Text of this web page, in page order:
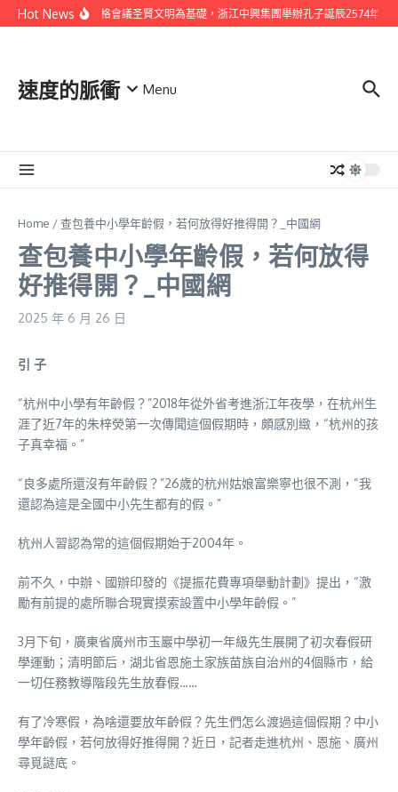
Skip to content
Hot News以找九宮格會議圣賢文明為基礎，浙江中興集團舉辦孔子誕辰2574年祭孔
速度的脈衝 Menu
Home /查包養中小學年齡假，若何放得好推得開？_中國網
查包養中小學年齡假，若何放得
好推得開？_中國網
2025 年 6 月 26 日
引 子
“杭州中小學有年齡假？”2018年從外省考進浙江年夜學，在杭州生
涯了近7年的朱梓熒第一次傳聞這個假期時，頗感別緻，“杭州的孩
子真幸福。”
“良多處所還沒有年齡假？”26歲的杭州姑娘富樂寧也很不測，“我
還認為這是全國中小先生都有的假。”
杭州人習認為常的這個假期始于2004年。
前不久，中辦、國辦印發的《提振花費專項舉動計劃》提出，“激
勵有前提的處所聯合現實摸索設置中小學年齡假。”
3月下旬，廣東省廣州市玉巖中學初一年級先生展開了初次春假研
學運動；清明節后，湖北省恩施土家族苗族自治州的4個縣市，給
一切任務教導階段先生放春假……
有了冷寒假，為啥還要放年齡假？先生們怎么渡過這個假期？中小
學年齡假，若何放得好推得開？近日，記者走進杭州、恩施、廣州
尋覓謎底。